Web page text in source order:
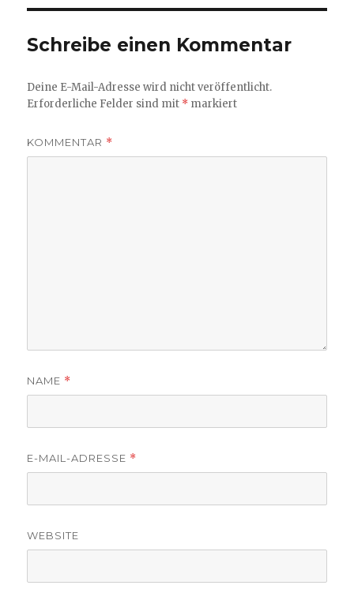
Schreibe einen Kommentar
Deine E-Mail-Adresse wird nicht veröffentlicht.
Erforderliche Felder sind mit * markiert
KOMMENTAR *
NAME *
E-MAIL-ADRESSE *
WEBSITE